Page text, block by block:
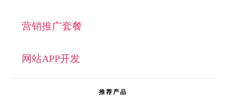
营销推广套餐
网站APP开发
推荐产品